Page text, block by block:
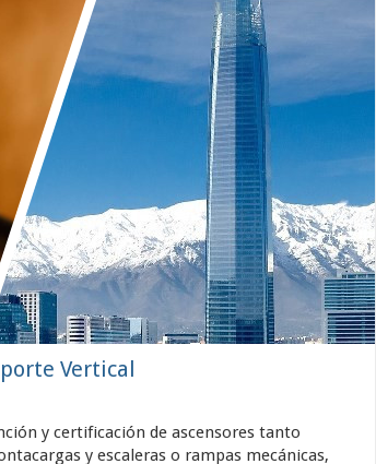
Vertical
y certificación de ascensores tanto
y escaleras o rampas mecánicas,